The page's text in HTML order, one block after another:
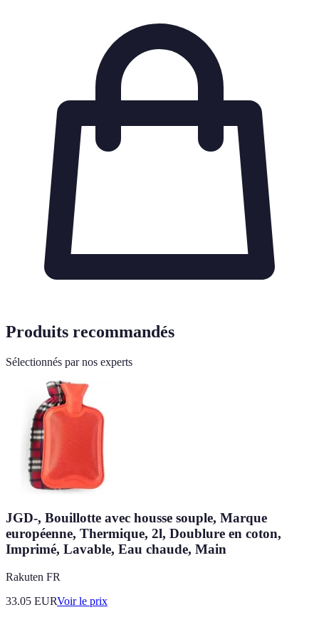
Produits recommandés
Sélectionnés par nos experts
JGD-, Bouillotte avec housse souple, Marque
européenne, Thermique, 2l, Doublure en coton,
Imprimé, Lavable, Eau chaude, Main
Rakuten FR
33.05 EURVoir le prix